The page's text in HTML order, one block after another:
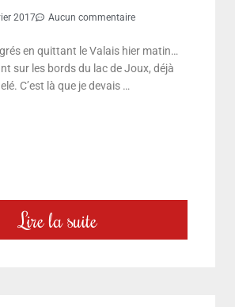
2017 Aucun commentaire
en quittant le Valais hier matin…
sur les bords du lac de Joux, déjà
C’est là que je devais …
Lire la suite